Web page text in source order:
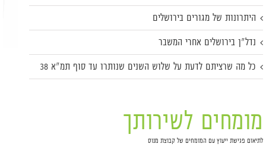
היתרונות של מגורים בירושלים
נדל"ן בירושלים אחרי המשבר
כל מה שרציתם לדעת על שלוש השנים שנותרו עד סוף תמ"א 38
מומחים לשירותך
לתיאום פגישת ייעוץ עם המומחים של קבוצת מנוס